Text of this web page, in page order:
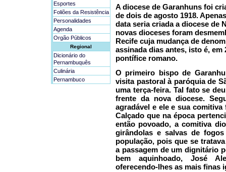
Esportes
Foliões da Resistência
Personalidades
Agenda
Orgão Públicos
Regional
Dicionário do
Pernambuquês
Culinária
Pernambuco
A diocese de Garanhuns foi
de dois de agosto 1918.
data seria criada a diocese de
novas dioceses foram
Recife cuja mudança de
assinada dias antes, isto é, em
pontífice romano.
O primeiro bispo de
visita pastoral à paróquia de
uma terça-feira. Tal fato se
frente da nova diocese.
agradável e ele e sua
Calçado que na época
então povoado, a comitiva
girândolas e salvas de
população, pois que se
a passagem de um dignitário
bem aquinhoado, José
oferecendo-lhes as mais finas